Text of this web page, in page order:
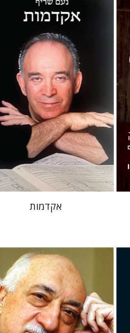
נעם שריף
מתן חרמוני
הנחת אתר ספר מודפס
$35
$32
אקדמות
אפרת אביב